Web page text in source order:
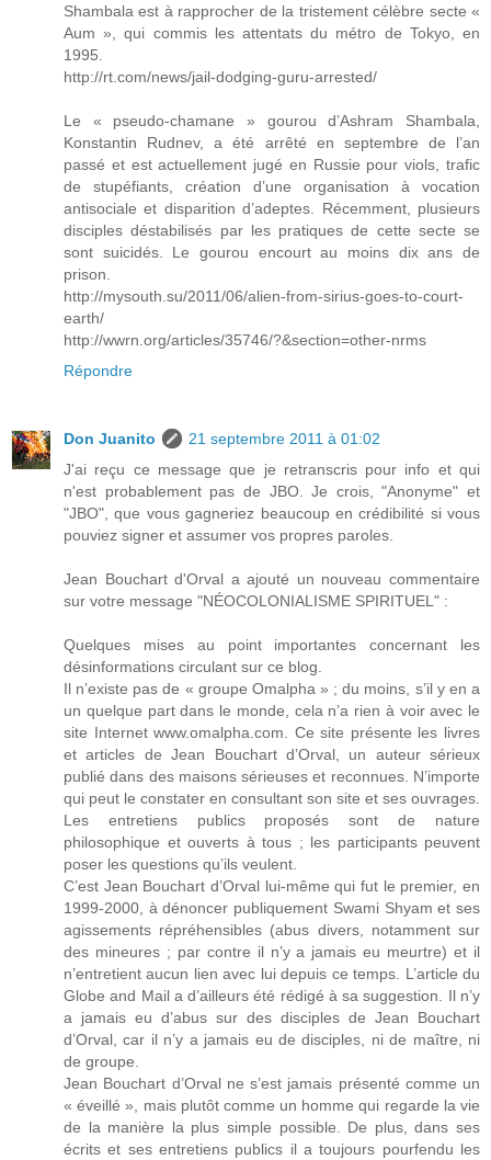
Shambala est à rapprocher de la tristement célèbre secte «
Aum », qui commis les attentats du métro de Tokyo, en
1995.
http://rt.com/news/jail-dodging-guru-arrested/
Le « pseudo-chamane » gourou d’Ashram Shambala,
Konstantin Rudnev, a été arrêté en septembre de l’an
passé et est actuellement jugé en Russie pour viols, trafic
de stupéfiants, création d’une organisation à vocation
antisociale et disparition d’adeptes. Récemment, plusieurs
disciples déstabilisés par les pratiques de cette secte se
sont suicidés. Le gourou encourt au moins dix ans de
prison.
http://mysouth.su/2011/06/alien-from-sirius-goes-to-court-
earth/
http://wwrn.org/articles/35746/?&section=other-nrms
Répondre
Don Juanito
21 septembre 2011 à 01:02
J'ai reçu ce message que je retranscris pour info et qui
n'est probablement pas de JBO. Je crois, "Anonyme" et
"JBO", que vous gagneriez beaucoup en crédibilité si vous
pouviez signer et assumer vos propres paroles.
Jean Bouchart d'Orval a ajouté un nouveau commentaire
sur votre message "NÉOCOLONIALISME SPIRITUEL" :
Quelques mises au point importantes concernant les
désinformations circulant sur ce blog.
Il n’existe pas de « groupe Omalpha » ; du moins, s’il y en a
un quelque part dans le monde, cela n’a rien à voir avec le
site Internet www.omalpha.com. Ce site présente les livres
et articles de Jean Bouchart d’Orval, un auteur sérieux
publié dans des maisons sérieuses et reconnues. N’importe
qui peut le constater en consultant son site et ses ouvrages.
Les entretiens publics proposés sont de nature
philosophique et ouverts à tous ; les participants peuvent
poser les questions qu’ils veulent.
C’est Jean Bouchart d’Orval lui-même qui fut le premier, en
1999-2000, à dénoncer publiquement Swami Shyam et ses
agissements répréhensibles (abus divers, notamment sur
des mineures ; par contre il n’y a jamais eu meurtre) et il
n’entretient aucun lien avec lui depuis ce temps. L’article du
Globe and Mail a d’ailleurs été rédigé à sa suggestion. Il n’y
a jamais eu d’abus sur des disciples de Jean Bouchart
d’Orval, car il n’y a jamais eu de disciples, ni de maître, ni
de groupe.
Jean Bouchart d’Orval ne s’est jamais présenté comme un
« éveillé », mais plutôt comme un homme qui regarde la vie
de la manière la plus simple possible. De plus, dans ses
écrits et ses entretiens publics il a toujours pourfendu les